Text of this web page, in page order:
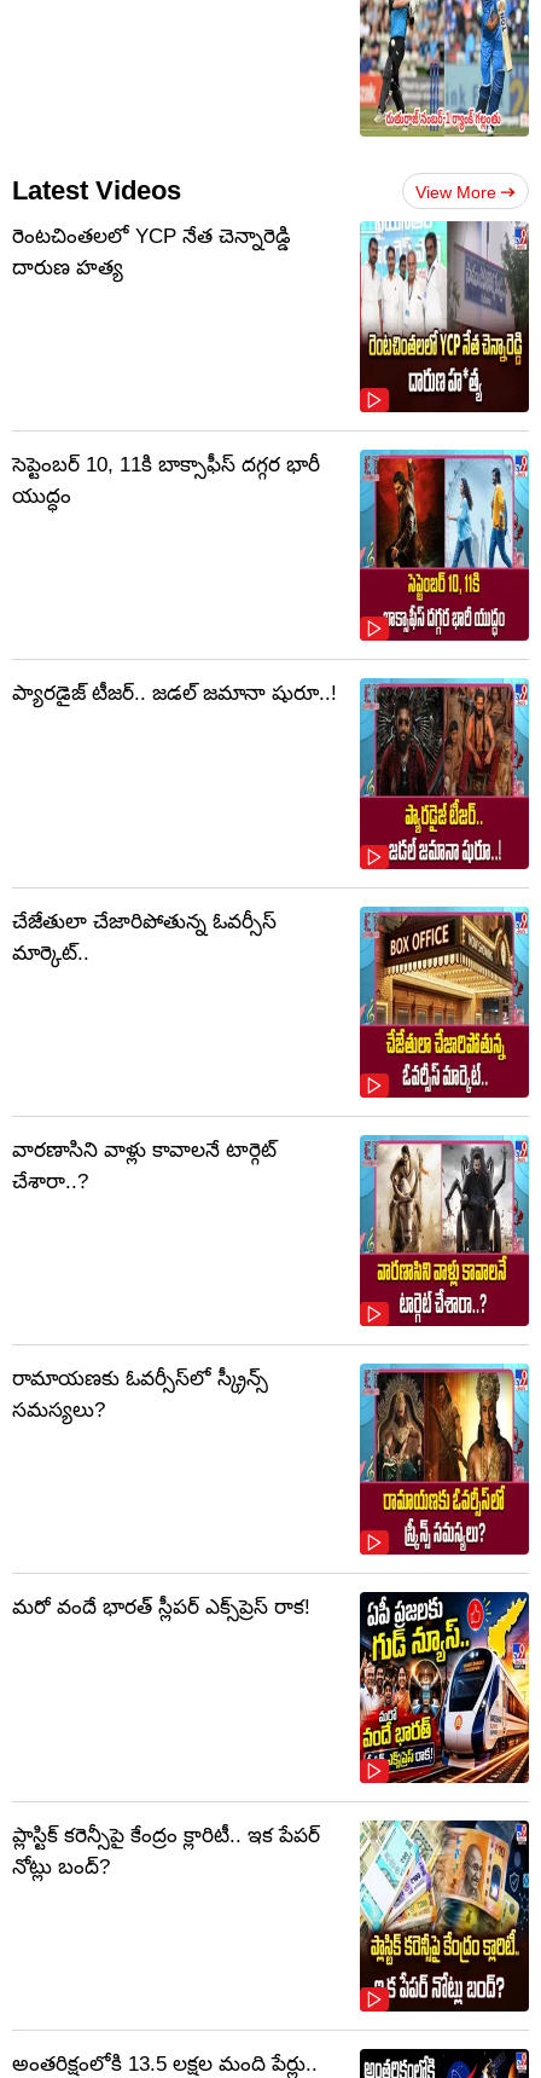
Latest Videos View More
రెంటచింతలలో YCP నేత చెన్నారెడ్డి
దారుణ హత్య
సెప్టెంబర్‌ 10, 11కి బాక్సాఫీస్ దగ్గర భారీ
యుద్ధం
ప్యారడైజ్ టీజర్.. జడల్ జమానా షురూ..!
చేజేతులా చేజారిపోతున్న ఓవర్సీస్
మార్కెట్..
వారణాసిని వాళ్లు కావాలనే టార్గెట్
చేశారా..?
రామాయణకు ఓవర్సీస్‌లో స్క్రీన్స్
సమస్యలు?
మరో వందే భారత్ స్లీపర్ ఎక్స్‌ప్రెస్ రాక!
ప్లాస్టిక్‌ కరెన్సీపై కేంద్రం క్లారిటీ.. ఇక పేపర్‌
నోట్లు బంద్‌?
అంతరిక్షంలోకి 13.5 లక్షల మంది పేర్లు..